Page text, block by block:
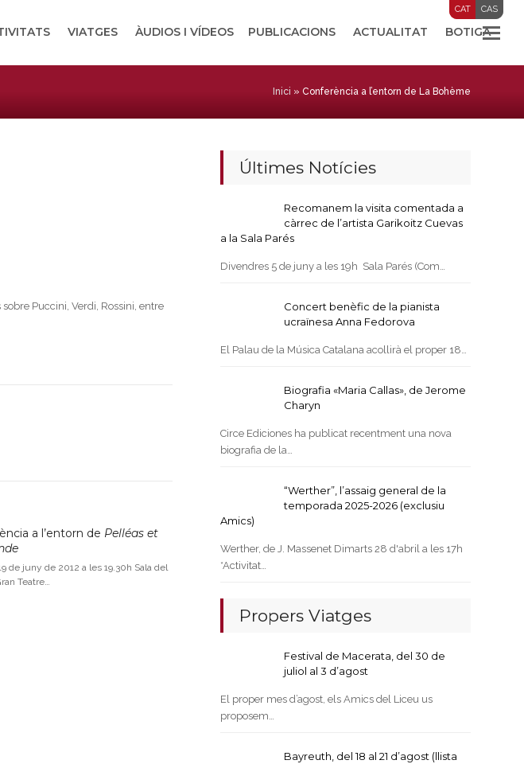
CAT CAS
VIATGES ÀUDIOS I VÍDEOS PUBLICACIONS ACTUALITAT BOTIGA
Inici » Conferència a l’entorn de La Bohème
Puccini, Verdi, Rossini, entre
a l’entorn de Pelléas et
de juny de 2012 a les 19.30h Sala del
Teatre…
Últimes Notícies
Recomanem la visita comentada a
càrrec de l’artista Garikoitz Cuevas
a la Sala Parés
Divendres 5 de juny a les 19h Sala Parés (Com…
Concert benèfic de la pianista
ucraïnesa Anna Fedorova
El Palau de la Música Catalana acollirà el proper 18…
Biografia «Maria Callas», de Jerome
Charyn
Circe Ediciones ha publicat recentment una nova
biografia de la…
“Werther”, l’assaig general de la
temporada 2025-2026 (exclusiu
Amics)
Werther, de J. Massenet Dimarts 28 d'abril a les 17h
*Activitat…
Propers Viatges
Festival de Macerata, del 30 de
juliol al 3 d’agost
El proper mes d’agost, els Amics del Liceu us
proposem…
Bayreuth, del 18 al 21 d’agost (llista